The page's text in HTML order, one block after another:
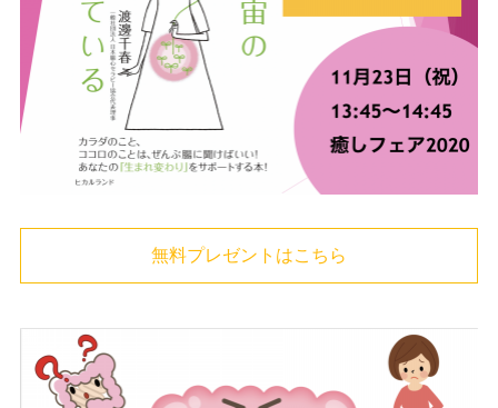
無料プレゼントはこちら